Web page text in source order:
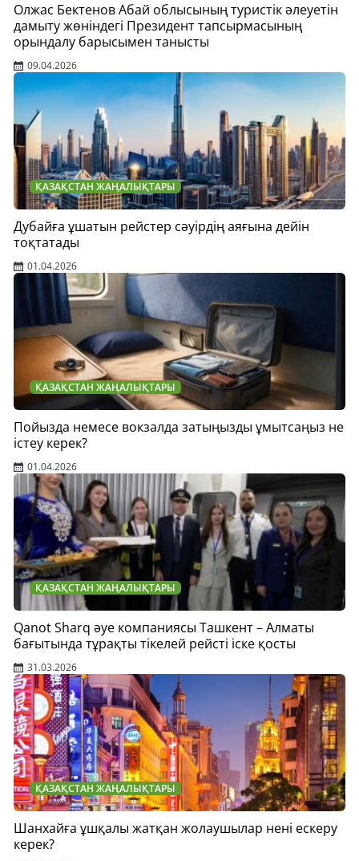
Олжас Бектенов Абай облысының туристік әлеуетін
дамыту жөніндегі Президент тапсырмасының
орындалу барысымен танысты
09.04.2026
ҚАЗАҚСТАН ЖАҢАЛЫҚТАРЫ
Дубайға ұшатын рейстер сәуірдің аяғына дейін
тоқтатады
01.04.2026
ҚАЗАҚСТАН ЖАҢАЛЫҚТАРЫ
Пойызда немесе вокзалда затыңызды ұмытсаңыз не
істеу керек?
01.04.2026
ҚАЗАҚСТАН ЖАҢАЛЫҚТАРЫ
Qanot Sharq әуе компаниясы Ташкент – Алматы
бағытында тұрақты тікелей рейсті іске қосты
31.03.2026
ҚАЗАҚСТАН ЖАҢАЛЫҚТАРЫ
Шанхайға ұшқалы жатқан жолаушылар нені ескеру
керек?